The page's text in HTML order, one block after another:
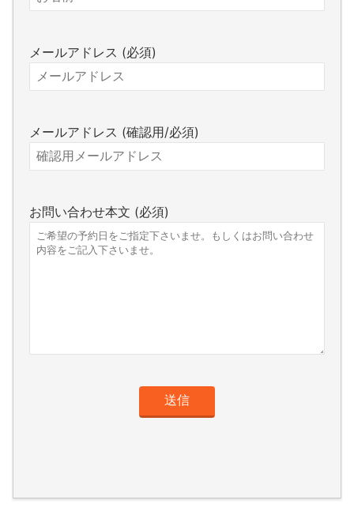
メールアドレス (必須)
メールアドレス (確認用/必須)
お問い合わせ本文 (必須)